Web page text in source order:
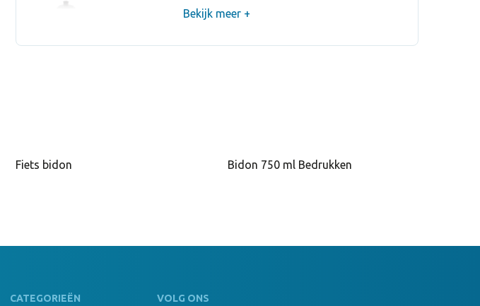
3400 Stuks Op Voorraad
Bekijk meer +
Fiets bidon Bidon 750 ml Bedrukken
CATEGORIEËN
VOLG ONS